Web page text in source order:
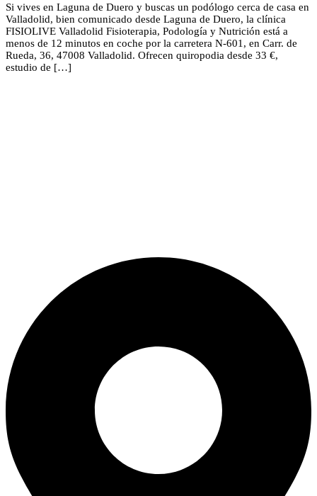
Si vives en Laguna de Duero y buscas un podólogo cerca de casa en
Valladolid, bien comunicado desde Laguna de Duero, la clínica
FISIOLIVE Valladolid Fisioterapia, Podología y Nutrición está a
menos de 12 minutos en coche por la carretera N-601, en Carr. de
Rueda, 36, 47008 Valladolid. Ofrecen quiropodia desde 33 €,
estudio de […]